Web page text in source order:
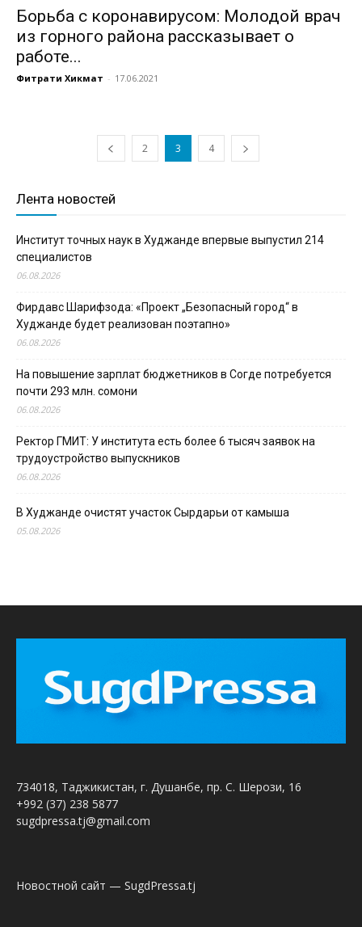
Борьба с коронавирусом: Молодой врач
из горного района рассказывает о
работе...
Фитрати Хикмат - 17.06.2021
2 3 4
Лента новостей
Институт точных наук в Худжанде впервые выпустил 214
специалистов
06.08.2026
Фирдавс Шарифзода: «Проект „Безопасный город“ в
Худжанде будет реализован поэтапно»
06.08.2026
На повышение зарплат бюджетников в Согде потребуется
почти 293 млн. сомони
06.08.2026
Ректор ГМИТ: У института есть более 6 тысяч заявок на
трудоустройство выпускников
06.08.2026
В Худжанде очистят участок Сырдарьи от камыша
05.08.2026
734018, Таджикистан, г. Душанбе, пр. С. Шерози, 16
+992 (37) 238 5877
sugdpressa.tj@gmail.com
Новостной сайт — SugdPressa.tj